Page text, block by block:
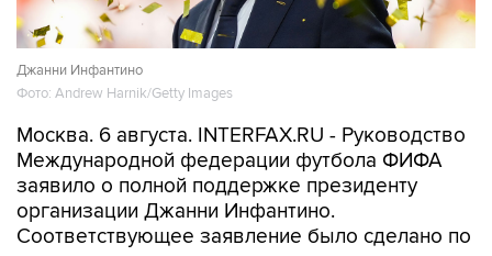
Джанни Инфантино
Фото: Andrew Harnik/Getty Images
Москва. 6 августа. INTERFAX.RU - Руководство
заявило о полной поддержке президенту
организации Джанни Инфантино.
Соответствующее заявление было сделано по
окончании встречи высшего руководства
ФИФА в Рабате (Марокко).